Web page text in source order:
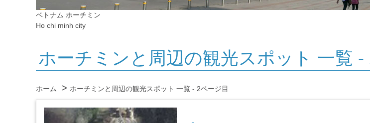
ベトナム ホーチミン
Ho chi minh city
ホーチミンと周辺の観光スポット 一覧 -
ホーム ホーチミンと周辺の観光スポット 一覧 - 2ページ目